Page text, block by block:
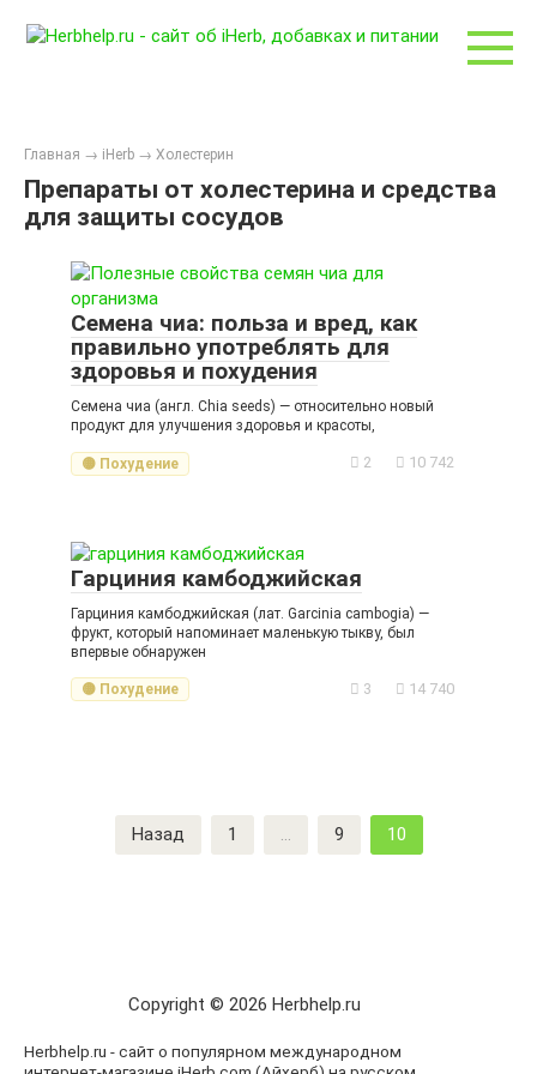
Главная → iHerb → Холестерин
Препараты от холестерина и средства
для защиты сосудов
Семена чиа: польза и вред, как
правильно употреблять для
здоровья и похудения
Семена чиа (англ. Chia seeds) — относительно новый
продукт для улучшения здоровья и красоты,
🟡 Похудение 2 10 742
Гарциния камбоджийская
Гарциния камбоджийская (лат. Garcinia cambogia) —
фрукт, который напоминает маленькую тыкву, был
впервые обнаружен
🟡 Похудение 3 14 740
Назад 1 … 9 10
Copyright © 2026 Herbhelp.ru
Herbhelp.ru - сайт о популярном международном